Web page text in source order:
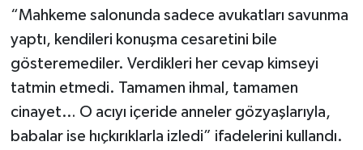
“Mahkeme salonunda sadece avukatları savunma
yaptı, kendileri konuşma cesaretini bile
gösteremediler. Verdikleri her cevap kimseyi
tatmin etmedi. Tamamen ihmal, tamamen
cinayet… O acıyı içeride anneler gözyaşlarıyla,
babalar ise hıçkırıklarla izledi” ifadelerini kullandı.